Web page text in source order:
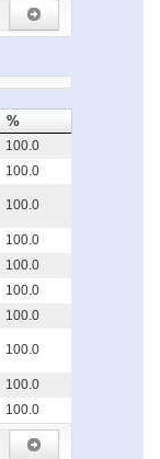
%
100.0
100.0
100.0
100.0
100.0
100.0
100.0
100.0
100.0
100.0